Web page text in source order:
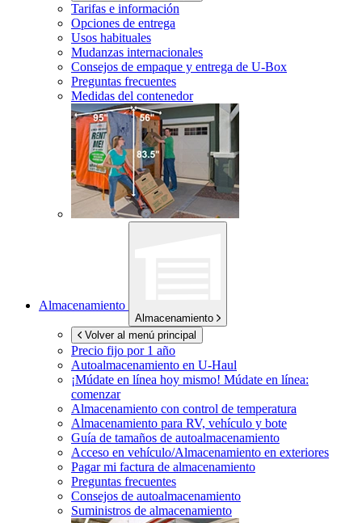
Tarifas e información
Opciones de entrega
Usos habituales
Mudanzas internacionales
Consejos de empaque y entrega de U-Box
Preguntas frecuentes
Medidas del contenedor
Almacenamiento
Almacenamiento
Volver al menú principal
Precio fijo por 1 año
Autoalmacenamiento en U-Haul
¡Múdate en línea hoy mismo! Múdate en línea:
comenzar
Almacenamiento con control de temperatura
Almacenamiento para RV, vehículo y bote
Guía de tamaños de autoalmacenamiento
Acceso en vehículo/Almacenamiento en exteriores
Pagar mi factura de almacenamiento
Preguntas frecuentes
Consejos de autoalmacenamiento
Suministros de almacenamiento